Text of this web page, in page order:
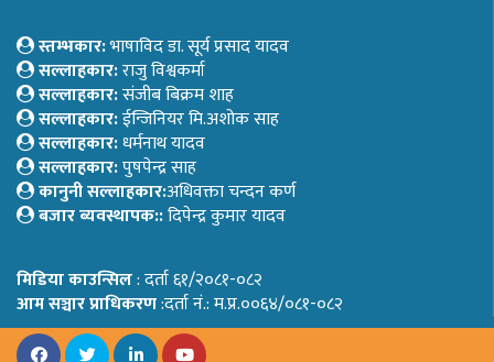
स्तम्भकार:भाषाविद डा. सूर्य प्रसाद यादव
सल्लाहकार:राजु विश्वकर्मा
सल्लाहकार:संजीब बिक्रम शाह
सल्लाहकार:ईन्जिनियर मि.अशोक साह
सल्लाहकार:धर्मनाथ यादव
सल्लाहकार:पुषपेन्द्र साह
कानुनी सल्लाहकार:अधिवक्ता चन्दन कर्ण
बजार ब्यवस्थापक::दिपेन्द्र कुमार यादव
मिडिया काउन्सिल: दर्ता ६१/२०८१-०८२
आम सञ्चार प्राधिकरण:दर्ता नं.: म.प्र.००६४/०८१-०८२